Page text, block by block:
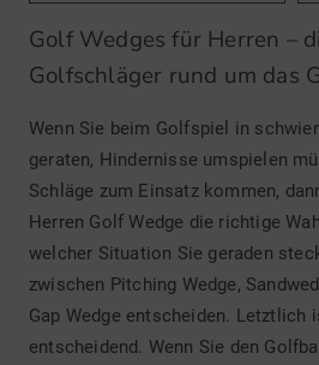
Golf Wedges für Herren –
Golfschläger rund um das
Wenn Sie beim Golfspiel in
geraten, Hindernisse umspielen
Schläge zum Einsatz kommen,
Herren Golf Wedge die richtige
welcher Situation Sie geraden
zwischen Pitching Wedge,
Gap Wedge entscheiden. Letztlich
entscheidend. Wenn Sie den